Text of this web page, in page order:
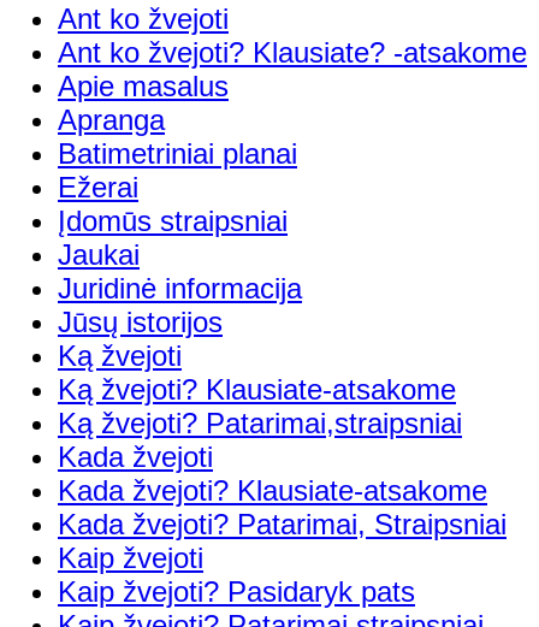
Ant ko žvejoti
Ant ko žvejoti? Klausiate? -atsakome
Apie masalus
Apranga
Batimetriniai planai
Ežerai
Įdomūs straipsniai
Jaukai
Juridinė informacija
Jūsų istorijos
Ką žvejoti
Ką žvejoti? Klausiate-atsakome
Ką žvejoti? Patarimai,straipsniai
Kada žvejoti
Kada žvejoti? Klausiate-atsakome
Kada žvejoti? Patarimai, Straipsniai
Kaip žvejoti
Kaip žvejoti? Pasidaryk pats